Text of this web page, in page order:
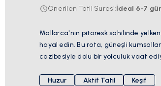
Önerilen Tatil Süresi:İdeal 6-7
Mallorca'nın pitoresk sahilinde
hayal edin. Bu rota, güneşli
cazibesiyle dolu bir yolculuk vaat
Huzur Aktif Tatil
Keşif